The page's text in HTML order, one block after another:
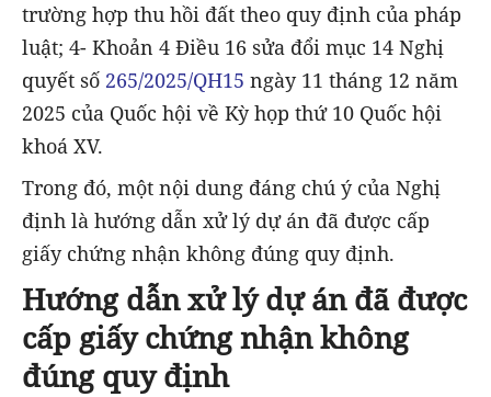
trường hợp thu hồi đất theo quy định của pháp
luật; 4- Khoản 4 Điều 16 sửa đổi mục 14 Nghị
quyết số 265/2025/QH15 ngày 11 tháng 12 năm
2025 của Quốc hội về Kỳ họp thứ 10 Quốc hội
khoá XV.
Trong đó, một nội dung đáng chú ý của Nghị
định là hướng dẫn xử lý dự án đã được cấp
giấy chứng nhận không đúng quy định.
Hướng dẫn xử lý dự án đã được
cấp giấy chứng nhận không
đúng quy định